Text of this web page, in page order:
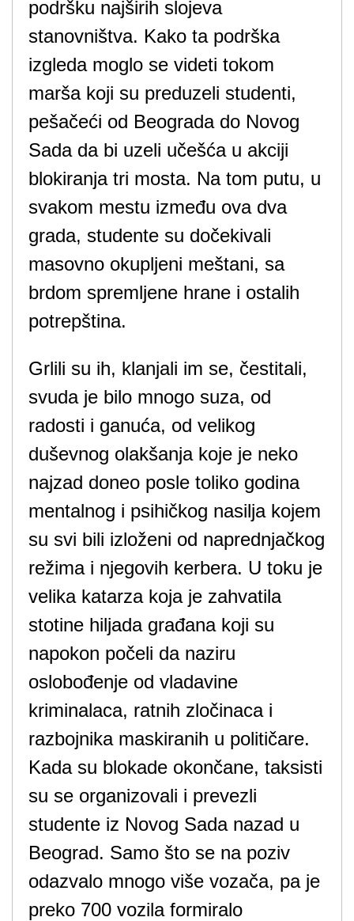
podršku najširih slojeva
stanovništva. Kako ta podrška
izgleda moglo se videti tokom
marša koji su preduzeli studenti,
pešačeći od Beograda do Novog
Sada da bi uzeli učešća u akciji
blokiranja tri mosta. Na tom putu, u
svakom mestu između ova dva
grada, studente su dočekivali
masovno okupljeni meštani, sa
brdom spremljene hrane i ostalih
potrepština.
Grlili su ih, klanjali im se, čestitali,
svuda je bilo mnogo suza, od
radosti i ganuća, od velikog
duševnog olakšanja koje je neko
najzad doneo posle toliko godina
mentalnog i psihičkog nasilja kojem
su svi bili izloženi od naprednjačkog
režima i njegovih kerbera. U toku je
velika katarza koja je zahvatila
stotine hiljada građana koji su
napokon počeli da naziru
oslobođenje od vladavine
kriminalaca, ratnih zločinaca i
razbojnika maskiranih u političare.
Kada su blokade okončane, taksisti
su se organizovali i prevezli
studente iz Novog Sada nazad u
Beograd. Samo što se na poziv
odazvalo mnogo više vozača, pa je
preko 700 vozila formiralo